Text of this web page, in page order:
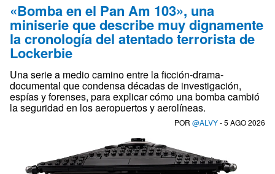
«Bomba en el Pan Am 103», una
miniserie que describe muy dignamente
la cronología del atentado terrorista de
Lockerbie
Una serie a medio camino entre la ficción-drama-
documental que condensa décadas de investigación,
espías y forenses, para explicar cómo una bomba cambió
la seguridad en los aeropuertos y aerolíneas.
POR @ALVY- 5 AGO 2026